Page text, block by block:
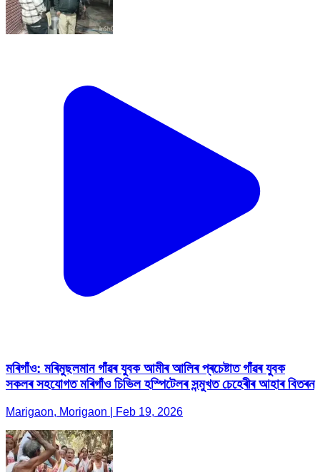
মৰিগাঁও: মৰিমুছলমান গাঁৱৰ যুবক আমীৰ আলিৰ প্ৰচেষ্টাত গাঁৱৰ যুবক
সকলৰ সহযোগত মৰিগাঁও চিভিল হস্পিটেলৰ সন্মুখত চেহেৰীৰ আহাৰ বিতৰন
Marigaon, Morigaon | Feb 19, 2026